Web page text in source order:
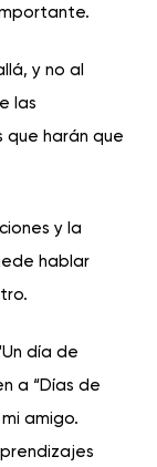
y no al
las
que harán que
y la
hablar
día de
a “Días de
amigo.